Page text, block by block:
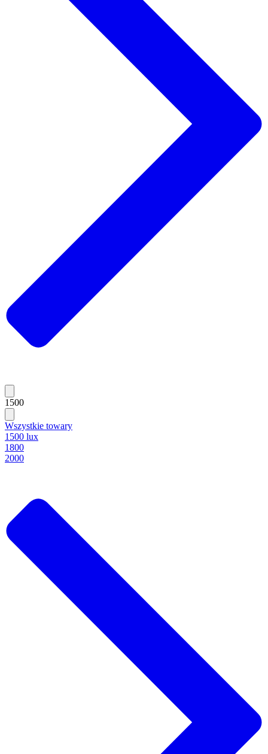
1500
Wszystkie towary
1500 lux
1800
2000